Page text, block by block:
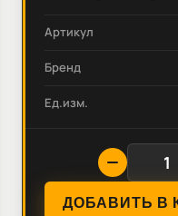
Артикул
Бренд
Ед.изм.
ДОБАВИТЬ В